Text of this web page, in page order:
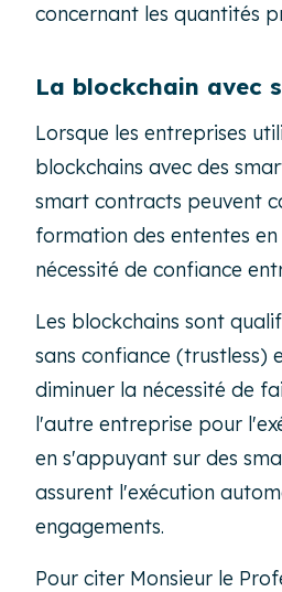
concernant les quantités
La blockchain avec
Lorsque les entreprises
blockchains avec des
smart contracts peuvent
formation des ententes
nécessité de confiance
Les blockchains sont
sans confiance (trustless)
diminuer la nécessité de
l'autre entreprise pour
en s'appuyant sur des
assurent l'exécution
engagements.
Pour citer Monsieur le